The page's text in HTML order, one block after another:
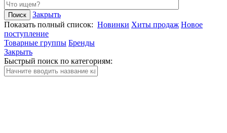
Закрыть
Показать полный список: Новинки Хиты продаж Новое
поступление
Товарные группы Бренды
Закрыть
Быстрый поиск по категориям: